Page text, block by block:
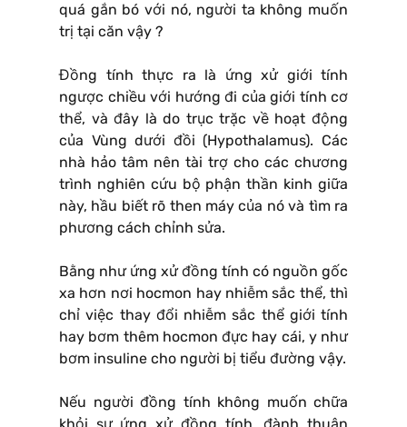
quá gắn bó với nó, người ta không muốn
trị tại căn vậy ?
Đồng tính thực ra là ứng xử giới tính
ngược chiều với hướng đi của giới tính cơ
thể, và đây là do trục trặc về hoạt động
của Vùng dưới đồi (Hypothalamus). Các
nhà hảo tâm nên tài trợ cho các chương
trình nghiên cứu bộ phận thần kinh giữa
này, hầu biết rõ then máy của nó và tìm ra
phương cách chỉnh sửa.
Bằng như ứng xử đồng tính có nguồn gốc
xa hơn nơi hocmon hay nhiễm sắc thể, thì
chỉ việc thay đổi nhiễm sắc thể giới tính
hay bơm thêm hocmon đực hay cái, y như
bơm insuline cho người bị tiểu đường vậy.
Nếu người đồng tính không muốn chữa
khỏi sự ứng xử đồng tính, đành thuận